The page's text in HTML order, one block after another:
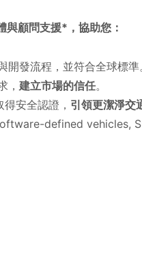
顧問支援*，協助您：
開發流程，並符合全球標準
， 建立市場的信任。
安全認證， 引領更潔淨交
defined vehicles,